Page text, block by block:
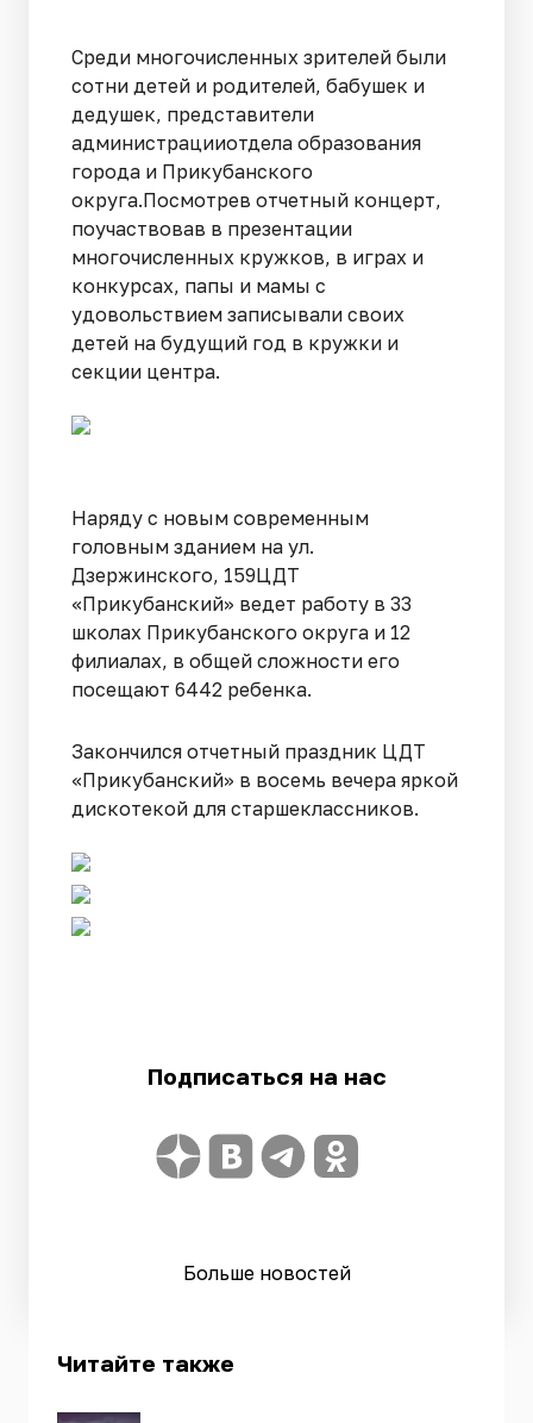
Среди многочисленных зрителей были
сотни детей и родителей, бабушек и
дедушек, представители
администрацииотдела образования
города и Прикубанского
округа.Посмотрев отчетный концерт,
поучаствовав в презентации
многочисленных кружков, в играх и
конкурсах, папы и мамы с
удовольствием записывали своих
детей на будущий год в кружки и
секции центра.
Наряду с новым современным
головным зданием на ул.
Дзержинского, 159ЦДТ
«Прикубанский» ведет работу в 33
школах Прикубанского округа и 12
филиалах, в общей сложности его
посещают 6442 ребенка.
Закончился отчетный праздник ЦДТ
«Прикубанский» в восемь вечера яркой
дискотекой для старшеклассников.
Подписаться на нас
Больше новостей
Читайте также